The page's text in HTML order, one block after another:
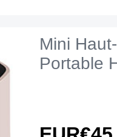
Mini
Portable